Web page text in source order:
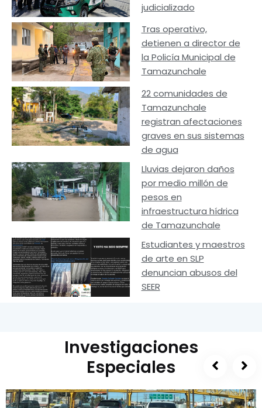
judicializado
Tras operativo,
detienen a director de
la Policía Municipal de
Tamazunchale
22 comunidades de
Tamazunchale
registran afectaciones
graves en sus sistemas
de agua
Lluvias dejaron daños
por medio millón de
pesos en
infraestructura hídrica
de Tamazunchale
Estudiantes y maestros
de arte en SLP
denuncian abusos del
SEER
Investigaciones
Especiales